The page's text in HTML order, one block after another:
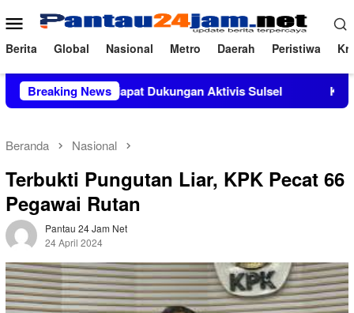
ke
konten
Menu
Mobile
Berita Global Nasional Metro Daerah Peristiwa
Breaking News
Mendapat Dukungan Aktivis Sulsel Kapolres
Beranda Nasional
Terbukti Pungutan Liar, KPK Pecat 66
Pegawai Rutan
Pantau 24 Jam Net
24 April 2024